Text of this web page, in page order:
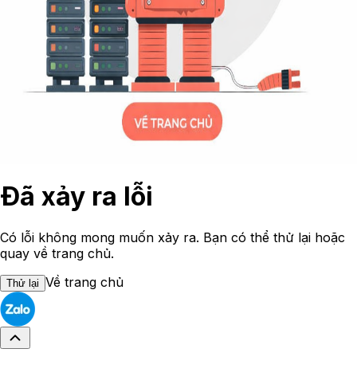
Đã xảy ra lỗi
Có lỗi không mong muốn xảy ra. Bạn có thể thử lại hoặc
quay về trang chủ.
Thử lại Về trang chủ